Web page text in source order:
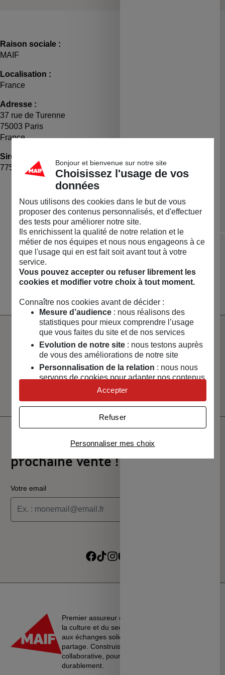
Raison sociale :
MAIF
Localisation :
France
Adresse :
37 rue de Turenne
75003 Paris
France
Siret :
77570970201646
FR81775709702
LA BOUTIQUE
Permanente
Diapositive précédente
NOUVEAUTÉS 🔥
MAISON & ART DE
LOISIRS & TECH
CAPSULES &
RÉGIONS
Voir toute la boutique
Paiement
100% sécurisé
Livraison
rapide
Un service client
à votre écoute
Vendeurs
sélectionnés
Ne manquez pas votre
prochaine vente !
Votre email
Je souhaite recevoir les alertes des ventes découvertes du
Premier assureur du monde de l’éducation, de
la culture et du secteur associatif, La MAIF croit
aux échanges solidaires, à l’entraide et au
partage. Construisons une société plus
collaborative, pour vivre ensemble…
durablement.
Bonjour et bienvenue sur notre site
Choisissez l'usage de vos
données
Nous utilisons des cookies dans le but de vous
proposer des contenus personnalisés, et d'effectuer
des tests pour améliorer notre site.
Ils enrichissent la qualité de notre relation et le
métier de nos équipes et nous nous engageons à ce
que l'usage qui en est fait soit avant tout à votre
service.
Vous pouvez accepter ou refuser librement les
cookies et modifier votre choix à tout moment.
Connaître nos cookies avant de décider :
Mesure d’audience: nous réalisons des
statistiques pour mieux comprendre l’usage
que vous faites du site et de nos services
Evolution de notre site: nous testons auprès
de vous des améliorations de notre site
Personnalisation de la relation : nous nous
servons de cookies pour adapter nos contenus
et personnaliser nos offres
Univers publicitaire: nous utilisons avec nos
publicités personnalisées
Personnaliser mes choix
Refuser
Accepter